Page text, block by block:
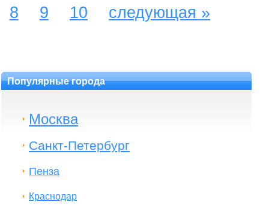
8
9 10 следующая »
Популярные города
Москва
Санкт-Петербург
Пенза
Краснодар